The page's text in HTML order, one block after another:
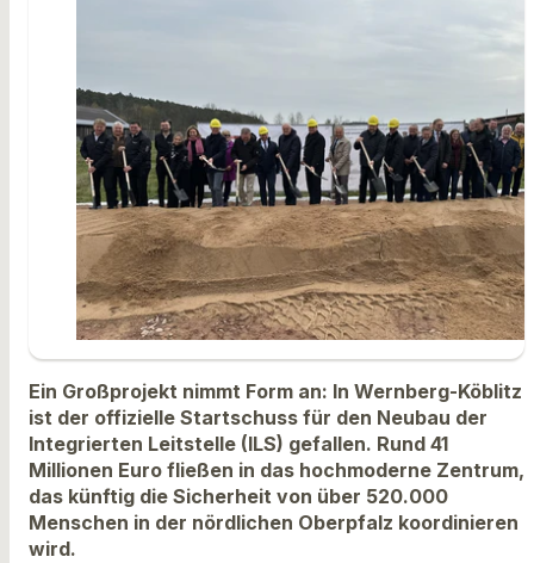
Ein Großprojekt nimmt Form an: In Wernberg-Köblitz
ist der offizielle Startschuss für den Neubau der
Integrierten Leitstelle (ILS) gefallen. Rund 41
Millionen Euro fließen in das hochmoderne Zentrum,
das künftig die Sicherheit von über 520.000
Menschen in der nördlichen Oberpfalz koordinieren
wird.